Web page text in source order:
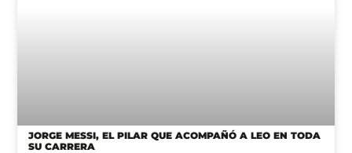
JORGE MESSI, EL PILAR QUE ACOMPAÑÓ A LEO EN TODA
SU CARRERA